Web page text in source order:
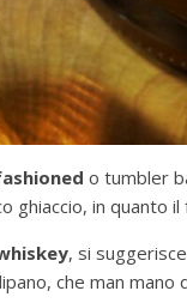
o tumbler
ghiaccio, in quanto
, si
che man